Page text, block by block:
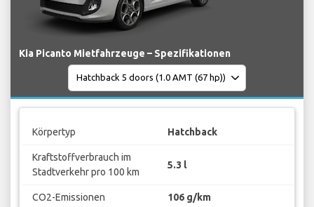
Kia Picanto Mietfahrzeuge – Spezifikationen
Körpertyp Hatchback
Kraftstoffverbrauch im
Stadtverkehr pro 100 km
5.3 l
CO2-Emissionen 106 g/km